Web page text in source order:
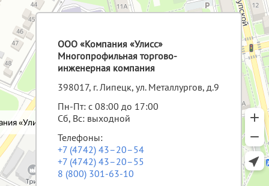
ООО «Компания «Улисс»
Многопрофильная торгово-
инженерная компания
398017, г. Липецк, ул. Металлургов, д.9
Пн-Пт: с 08:00 до 17:00
Сб, Вс: выходной
Телефоны:
+7 (4742) 43–20–54
+7 (4742) 43–20–55
8 (800) 301-63-10